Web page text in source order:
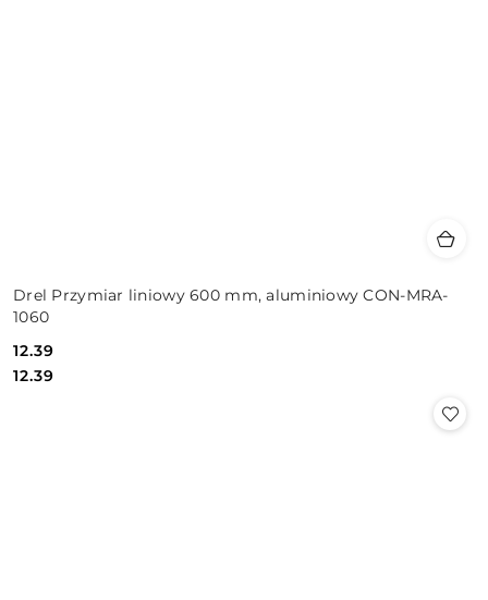
Drel Przymiar liniowy 600 mm, aluminiowy CON-MRA-
1060
Cena:
12.39
Cena:
12.39